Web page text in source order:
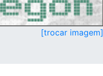
[trocar imagem]